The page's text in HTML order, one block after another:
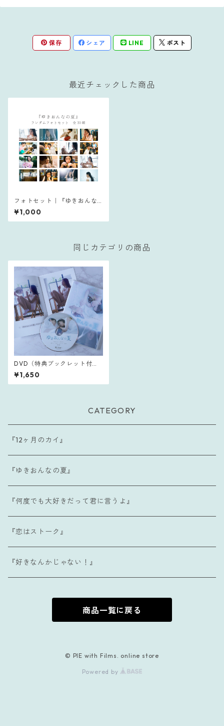
保存 シェア LINE ポスト
最近チェックした商品
フォトセット｜『ゆきおんな
の夏』
¥1,000
同じカテゴリの商品
DVD（特典ブックレット付
き）｜『ゆきおんなの夏』
¥1,650
CATEGORY
『12ヶ月のカイ』
『ゆきおんなの夏』
『何度でも大好きだって君に言うよ』
『恋はストーク』
『好きなんかじゃない！』
商品一覧に戻る
© PIE with Films. online store
Powered by